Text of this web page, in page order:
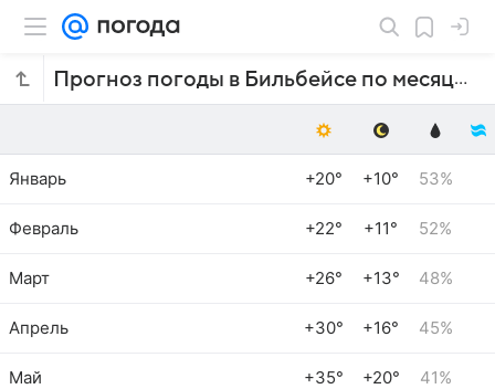
Прогноз погоды в Бильбейсе по месяцам
Январь +20° +10° 53%
Февраль +22° +11° 52%
Март +26° +13° 48%
Апрель +30° +16° 45%
Май +35° +20° 41%